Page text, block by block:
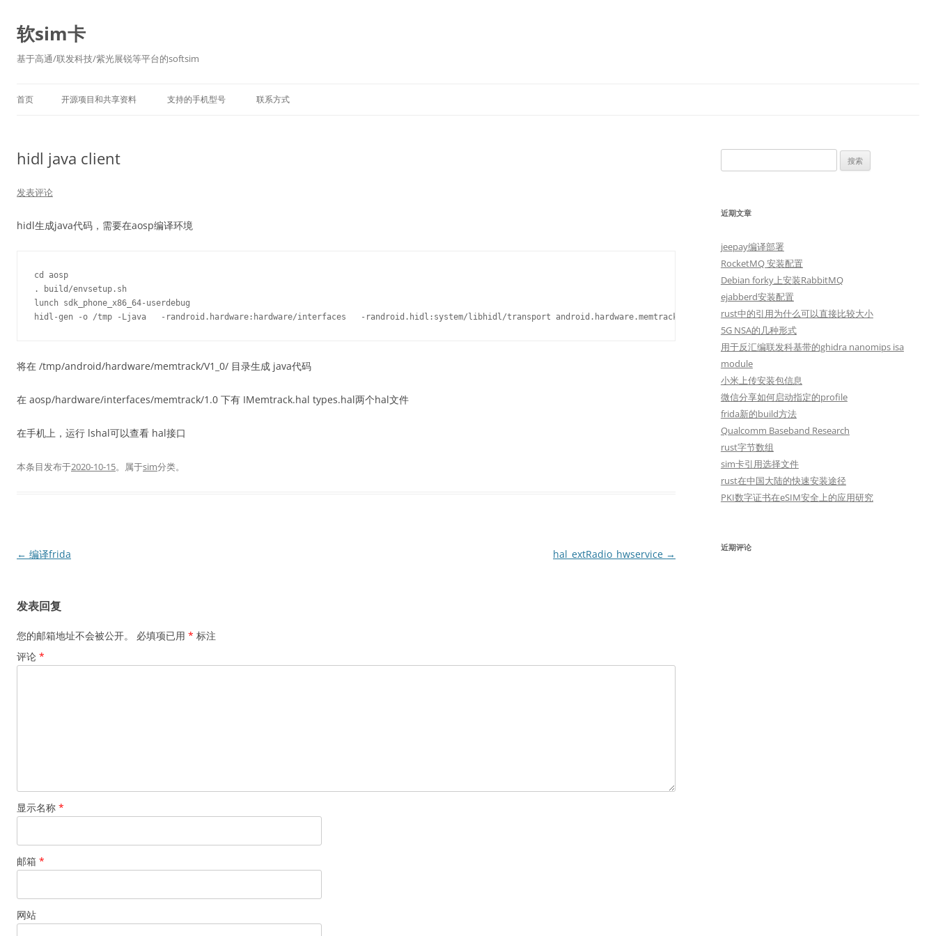
软sim卡
基于高通/联发科技/紫光展锐等平台的softsim
首页 开源项目和共享资料 支持的手机型号 联系方式
hidl java client
发表评论
hidl生成java代码，需要在aosp编译环境
cd aosp
. build/envsetup.sh
lunch sdk_phone_x86_64-userdebug
将在 /tmp/android/hardware/memtrack/V1_0/ 目录生成 java代码
在 aosp/hardware/interfaces/memtrack/1.0 下有 IMemtrack.hal types.hal两个hal文件
在手机上，运行 lshal可以查看 hal接口
本条目发布于2020-10-15。属于sim分类。
文
航
← 编译frida hal_extRadio_hwservice →
发表回复
您的邮箱地址不会被公开。 必填项已用 * 标注
评论 *
显示名称 *
邮箱 *
网站
索：
近期文章
jeepay编译部署
RocketMQ 安装配置
Debian forky上安装RabbitMQ
ejabberd安装配置
rust中的引用为什么可以直接比较大小
5G NSA的几种形式
用于反汇编联发科基带的ghidra nanomips isa
module
小米上传安装包信息
微信分享如何启动指定的profile
frida新的build方法
Qualcomm Baseband Research
rust字节数组
sim卡引用选择文件
rust在中国大陆的快速安装途径
PKI数字证书在eSIM安全上的应用研究
近期评论